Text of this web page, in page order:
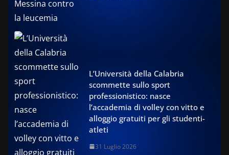
L’Università della Calabria
scommette sullo sport
professionistico: nasce
l’accademia di volley con vitto e
alloggio gratuiti per gli studenti-
atleti
31 Luglio 2026